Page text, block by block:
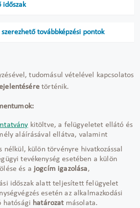
időszak
továbbképzési pontok
tudomásul vételével kapcsolatos
történik.
kitöltve, a felügyeletet ellátó és
aláírásával ellátva, valamint
nélkül, külön törvényre hivatkozással
tevékenység esetében a külön
és a jogcím igazolása,
időszak alatt teljesített felügyelet
esetén az alkalmazkodási
hatósági határozat másolata.